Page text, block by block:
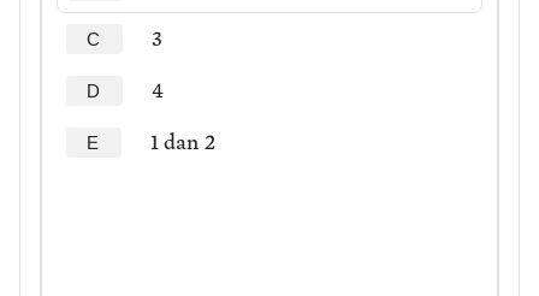
C 3
D 4
E 1 dan 2